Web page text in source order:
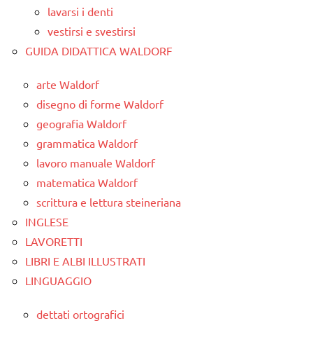
lavarsi i denti
vestirsi e svestirsi
GUIDA DIDATTICA WALDORF
arte Waldorf
disegno di forme Waldorf
geografia Waldorf
grammatica Waldorf
lavoro manuale Waldorf
matematica Waldorf
scrittura e lettura steineriana
INGLESE
LAVORETTI
LIBRI E ALBI ILLUSTRATI
LINGUAGGIO
dettati ortografici